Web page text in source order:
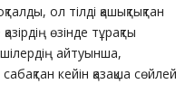
ол тілді қашықтықтан
өзінде тұрақты
айтуынша,
кейін қазақша сөйлей